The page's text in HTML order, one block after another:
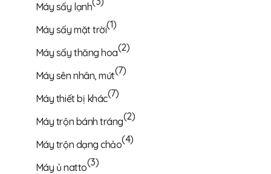
Máy sấy lạnh
Máy sấy mặt trời(1)
Máy sấy thăng hoa(2)
Máy sên nhân, mứt(7)
Máy thiết bị khác(7)
Máy trộn bánh tráng(2)
Máy trộn dạng chảo(4)
Máy ủ natto(3)